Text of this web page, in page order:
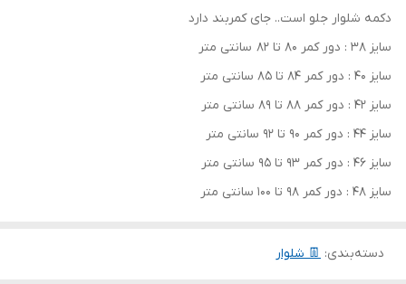
دکمه شلوار جلو است.. جای کمربند دارد
سایز 38 : دور کمر 80 تا 82 سانتی متر
سایز 40 : دور کمر 84 تا 85 سانتی متر
سایز 42 : دور کمر 88 تا 89 سانتی متر
سایز 44 : دور کمر 90 تا 92 سانتی متر
سایز 46 : دور کمر 93 تا 95 سانتی متر
سایز 48 : دور کمر 98 تا 100 سانتی متر
دسته‌بندی: 👖 شلوار